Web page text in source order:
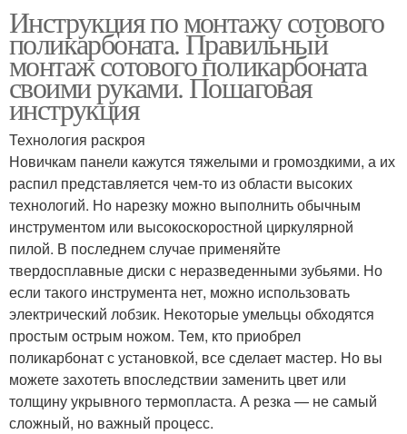
Инструкция по монтажу сотового
поликарбоната. Правильный
монтаж сотового поликарбоната
своими руками. Пошаговая
инструкция
Технология раскроя
Новичкам панели кажутся тяжелыми и громоздкими, а их
распил представляется чем-то из области высоких
технологий. Но нарезку можно выполнить обычным
инструментом или высокоскоростной циркулярной
пилой. В последнем случае применяйте
твердосплавные диски с неразведенными зубьями. Но
если такого инструмента нет, можно использовать
электрический лобзик. Некоторые умельцы обходятся
простым острым ножом. Тем, кто приобрел
поликарбонат с установкой, все сделает мастер. Но вы
можете захотеть впоследствии заменить цвет или
толщину укрывного термопласта. А резка — не самый
сложный, но важный процесс.